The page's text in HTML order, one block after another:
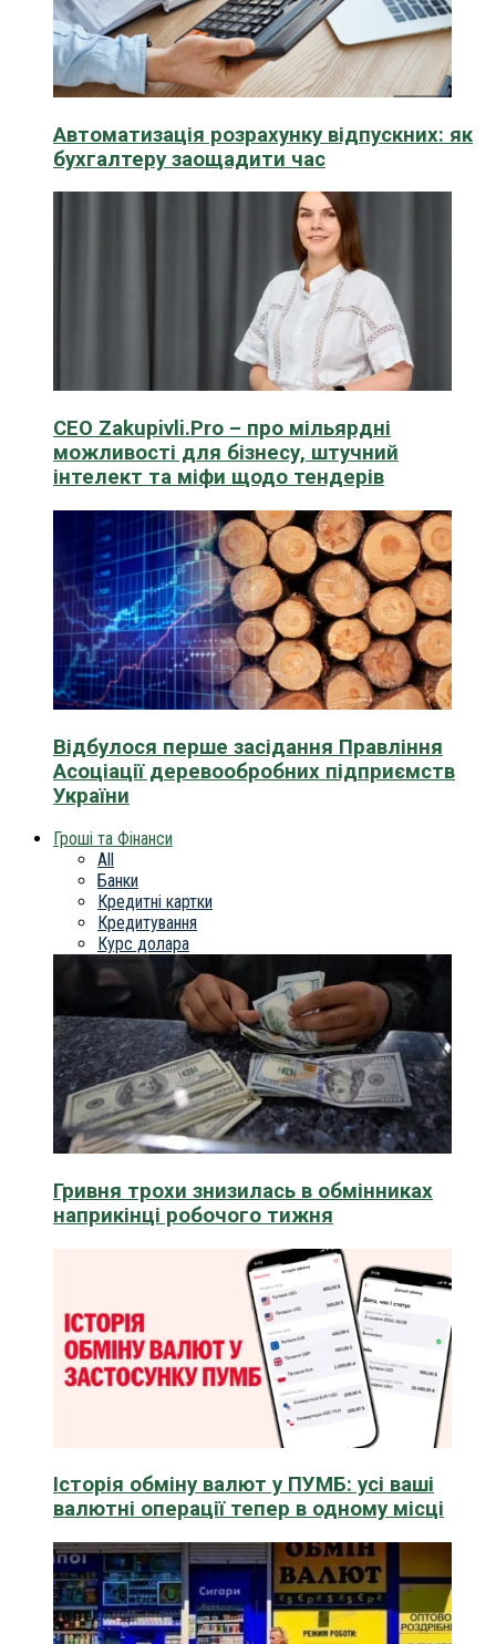
Автоматизація розрахунку відпускних: як
бухгалтеру заощадити час
CEO Zakupivli.Pro – про мільярдні
можливості для бізнесу, штучний
інтелект та міфи щодо тендерів
Відбулося перше засідання Правління
Асоціації деревообробних підприємств
України
Гроші та Фінанси
All
Банки
Кредитні картки
Кредитування
Курс долара
Гривня трохи знизилась в обмінниках
наприкінці робочого тижня
Історія обміну валют у ПУМБ: усі ваші
валютні операції тепер в одному місці